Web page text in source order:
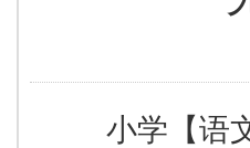
小学【语